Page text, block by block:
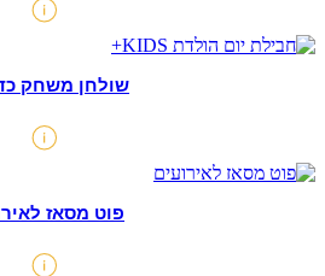
שולחן משחק
פוט מסאז